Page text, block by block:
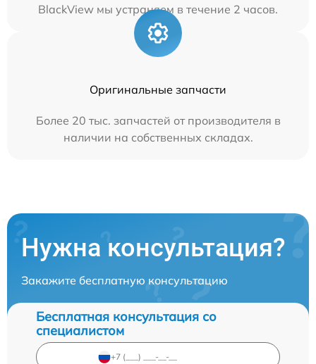
BlackView мы устраняем в течение 2 часов.
Оригинальные запчасти
Более 20 тыс. запчастей от производителя в
наличии на собственных складах.
Нужна консультация?
Закажите бесплатную консультацию
Бесплатная консультация со
специалистом